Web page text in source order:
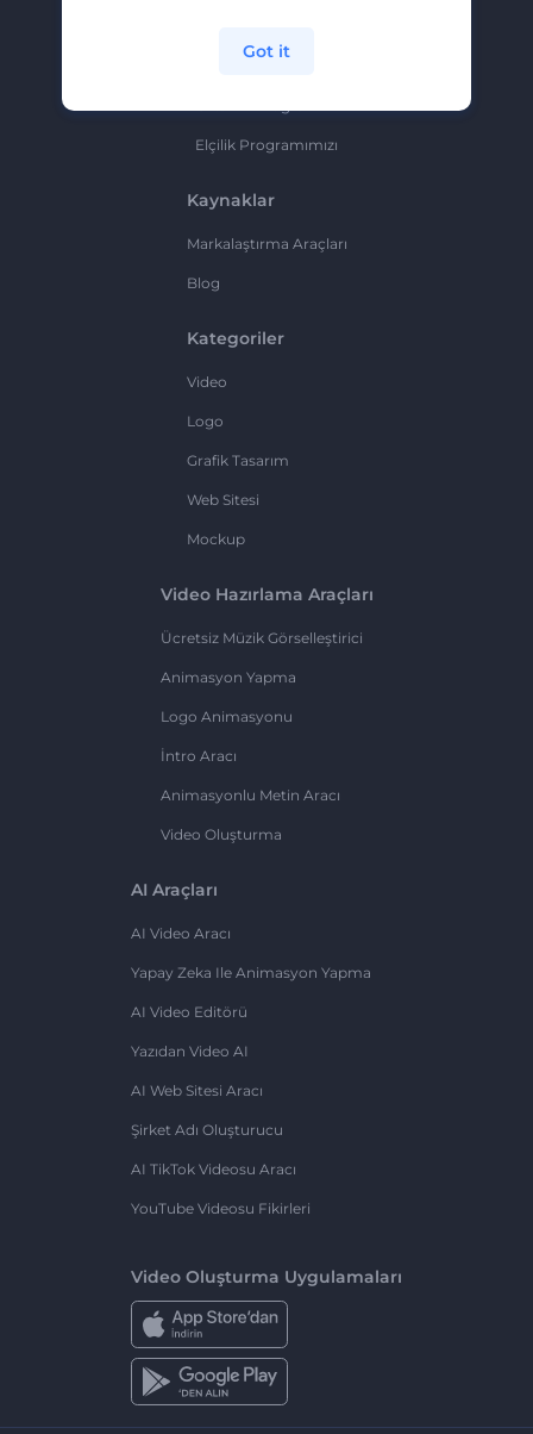
Elçilik Programımızı
Kaynaklar
Markalaştırma Araçları
Blog
Kategoriler
Video
Logo
Grafik Tasarım
Web Sitesi
Mockup
Video Hazırlama Araçları
Ücretsiz Müzik Görselleştirici
Animasyon Yapma
Logo Animasyonu
İntro Aracı
Animasyonlu Metin Aracı
Video Oluşturma
AI Araçları
AI Video Aracı
Yapay Zeka Ile Animasyon Yapma
AI Video Editörü
Yazıdan Video AI
AI Web Sitesi Aracı
Şirket Adı Oluşturucu
AI TikTok Videosu Aracı
YouTube Videosu Fikirleri
Video Oluşturma Uygulamaları
Got it